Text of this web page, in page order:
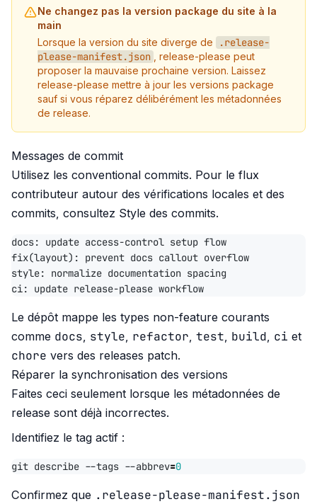
Ne changez pas la version package du site à la
main
Lorsque la version du site diverge de
.release-
please-manifest.json
, release-please peut
proposer la mauvaise prochaine version. Laissez
release-please mettre à jour les versions package
sauf si vous réparez délibérément les métadonnées
de release.
Messages de commit
Utilisez les conventional commits. Pour le flux
contributeur autour des vérifications locales et des
commits, consultez Style des commits.
Le dépôt mappe les types non-feature courants
comme docs, style, refactor, test, build, ci et
chore vers des releases patch.
Réparer la synchronisation des versions
Faites ceci seulement lorsque les métadonnées de
release sont déjà incorrectes.
Identifiez le tag actif :
git describe --tags --abbrev=0
Confirmez que .release-please-manifest.json